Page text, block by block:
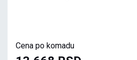
Cena po komadu